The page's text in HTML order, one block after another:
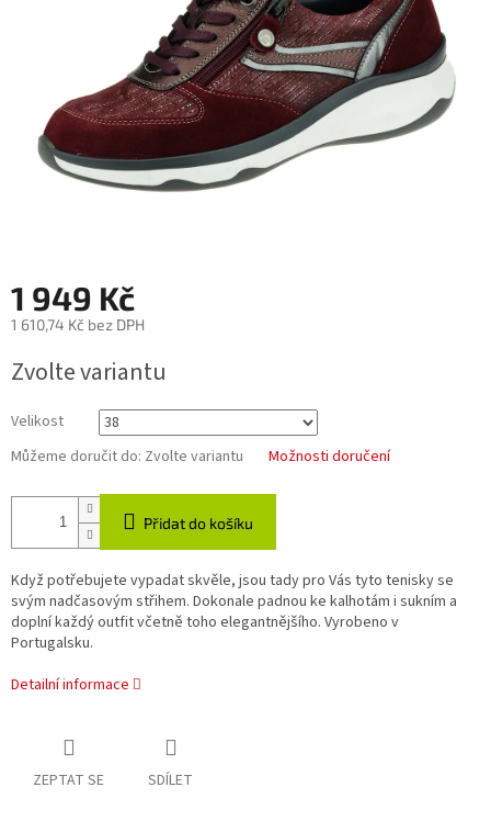
1 949 Kč
1 610,74 Kč bez DPH
cena:
Zvolte variantu
Velikost
Můžeme doručit do: Zvolte variantu Možnosti doručení
Přidat do košíku
Když potřebujete vypadat skvěle, jsou tady pro Vás tyto tenisky se
svým nadčasovým střihem. Dokonale padnou ke kalhotám i sukním a
doplní každý outfit včetně toho elegantnějšího. Vyrobeno v
Portugalsku.
Detailní informace
ZEPTAT SE SDÍLET